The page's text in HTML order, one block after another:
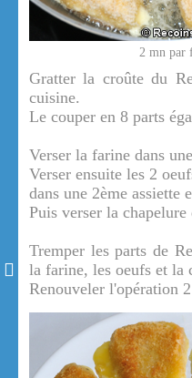
2 mn par
Gratter la croûte du
cuisine.
Le couper en 8 parts
Verser la farine dans
Verser ensuite les 2
dans une 2ème assiette
Puis verser la chapelure
Tremper les parts de
la farine, les oeufs et la
Renouveler l'opération